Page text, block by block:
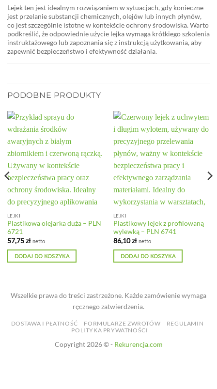
Lejek ten jest idealnym rozwiązaniem w sytuacjach, gdy konieczne
jest przelanie substancji chemicznych, olejów lub innych płynów,
co jest szczególnie istotne w kontekście ochrony środowiska. Warto
podkreślić, że odpowiednie użycie lejka wymaga krótkiego szkolenia
instruktażowego lub zapoznania się z instrukcją użytkowania, aby
zapewnić bezpieczeństwo i efektywność działania.
PODOBNE PRODUKTY
LEJKI
Plastikowa olejarka duża – PLN
6721
57,75zł netto
DODAJ DO KOSZYKA
LEJKI
Plastikowy lejek z profilowaną
wylewką – PLN 6741
86,10zł netto
DODAJ DO KOSZYKA
Wszelkie prawa do treści zastrzeżone. Każde zamówienie wymaga
ręcznego zatwierdzenia.
DOSTAWA I PŁATNOŚĆ FORMULARZE ZWROTÓW
REGULAMIN
POLITYKA PRYWATNOŚCI
Copyright 2026 © - Rekurencja.com